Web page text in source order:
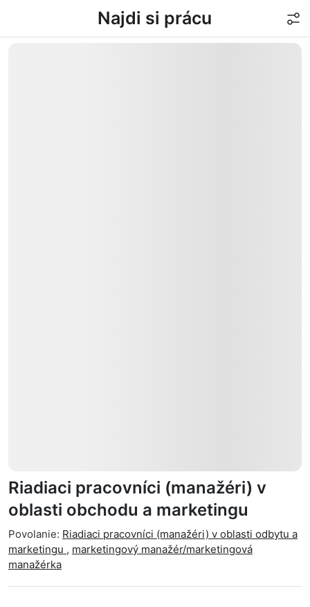
Najdi si prácu
Riadiaci pracovníci (manažéri) v
oblasti obchodu a marketingu
Povolanie: Riadiaci pracovníci (manažéri) v oblasti odbytu a
marketingu , marketingový manažér/marketingová
manažérka